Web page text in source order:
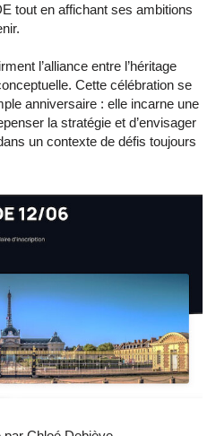
tout en affichant ses ambitions
l’alliance entre l’héritage
Cette célébration se
anniversaire : elle incarne une
la stratégie et d’envisager
un contexte de défis toujours